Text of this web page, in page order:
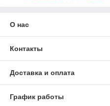
О нас
Контакты
Доставка и оплата
График работы